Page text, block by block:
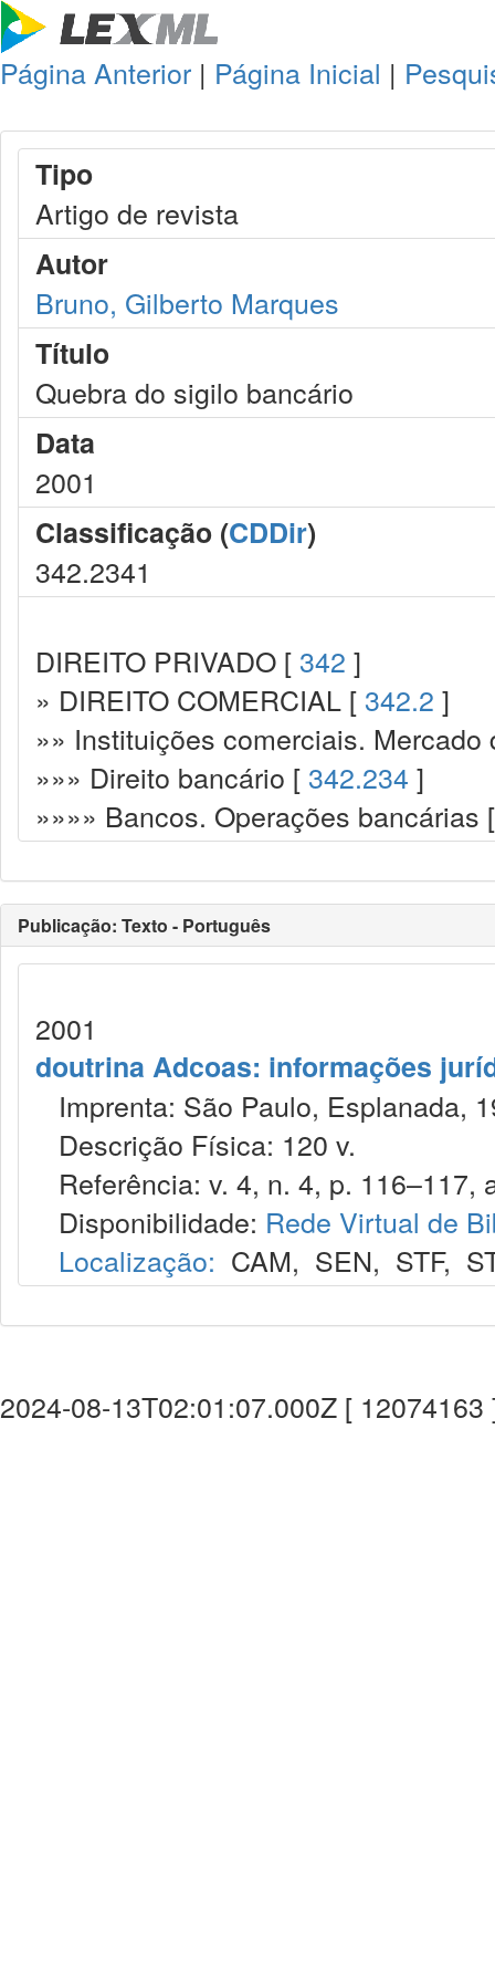
Página Anterior | Página Inicial |
Tipo
Artigo de revista
Autor
Bruno, Gilberto Marques
Título
Quebra do sigilo bancário
Data
2001
Classificação (CDDir)
342.2341
DIREITO PRIVADO [ 342 ]
» DIREITO COMERCIAL [ 342.2 ]
»» Instituições comerciais.
»»» Direito bancário [ 342.234 ]
»»»» Bancos. Operações bancárias
Publicação: Texto - Português
2001
doutrina Adcoas: informações
Imprenta: São Paulo, Esplanada,
Descrição Física: 120 v.
Referência: v. 4, n. 4, p. 116–117,
Disponibilidade: Rede Virtual de
Localização: CAM, SEN, STF,
2024-08-13T02:01:07.000Z [ 12074163